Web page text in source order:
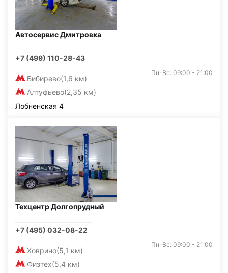
Автосервис Дмитровка
+7 (499) 110-28-43
Бибирево(1,6 км)
Алтуфьево(2,35 км)
Пн-Вс: 09:00 - 21:00
Лобненская 4
Техцентр Долгопрудный
+7 (495) 032-08-22
Ховрино(5,1 км)
Физтех(5,4 км)
Пн-Вс: 09:00 - 21:00